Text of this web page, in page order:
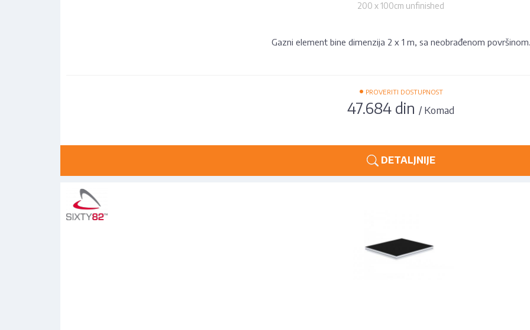
200 x 100cm unfinished
Gazni element bine dimenzija 2 x 1 m, sa neobrađenom površinom.
• PROVERITI DOSTUPNOST
47.684 din / Komad
DETALJNIJE